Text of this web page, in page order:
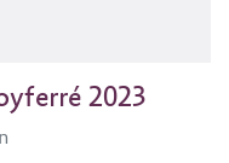
2023